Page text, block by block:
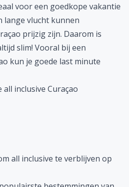
voor een goedkope vakantie
lange vlucht kunnen
prijzig zijn. Daarom is
slim! Vooral bij een
kun je goede last minute
inclusive Curaçao
all inclusive te verblijven op